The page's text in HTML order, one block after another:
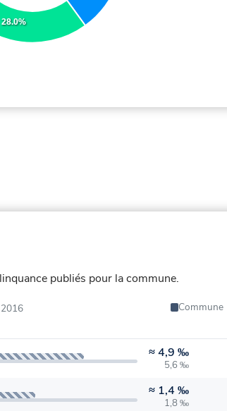
28.0%
publiés pour la commune.
Commune
≈4,9 ‰
5,6 ‰
≈ 1,4 ‰
1,8 ‰